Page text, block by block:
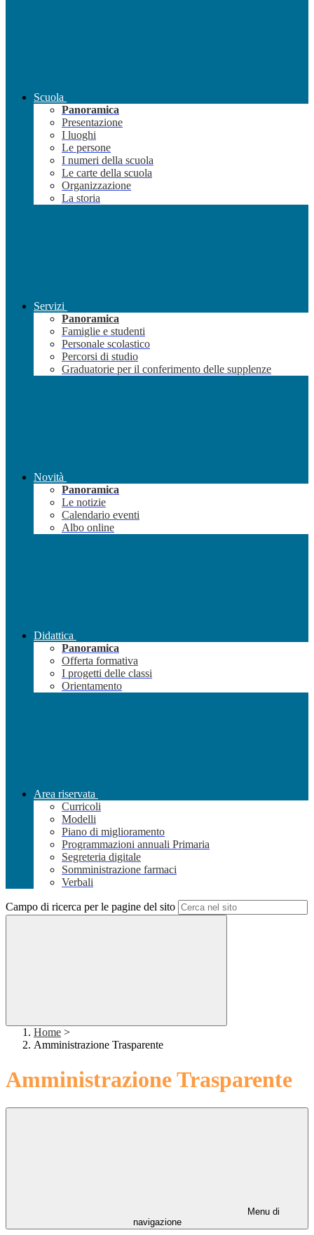
Scuola
Panoramica
Presentazione
I luoghi
Le persone
I numeri della scuola
Le carte della scuola
Organizzazione
La storia
Servizi
Panoramica
Famiglie e studenti
Personale scolastico
Percorsi di studio
Graduatorie per il conferimento delle supplenze
Novità
Panoramica
Le notizie
Calendario eventi
Albo online
Didattica
Panoramica
Offerta formativa
I progetti delle classi
Orientamento
Area riservata
Curricoli
Modelli
Piano di miglioramento
Programmazioni annuali Primaria
Segreteria digitale
Somministrazione farmaci
Verbali
Campo di ricerca per le pagine del sito
Home >
Amministrazione Trasparente
Amministrazione Trasparente
Menu di
navigazione